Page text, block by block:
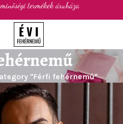
termékek áruháza
"Férfi fehérnemű"